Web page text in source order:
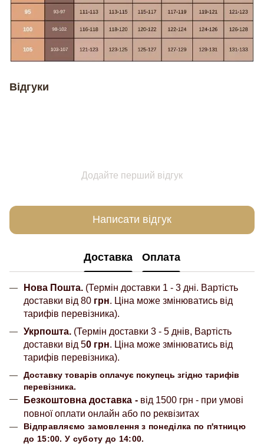
Відгуки
Додайте перший відгук
Написати відгук
Доставка Оплата
Нова Пошта. (Термін доставки 1 - 3 дні. Вартість
доставки від 80 грн. Ціна може змінюватись від
тарифів перевізника).
Укрпошта. (Термін доставки 3 - 5 днів, Вартість
доставки від 50 грн. Ціна може змінюватись від
тарифів перевізника).
Доставку товарів оплачує покупець згідно тарифів
перевізника.
Безкоштовна доставка - від 1500 грн - при умові
повної оплати онлайн або по реквізитах
Відправляємо замовлення з понеділка по п'ятницю
до 15:00. У суботу до 14:00.